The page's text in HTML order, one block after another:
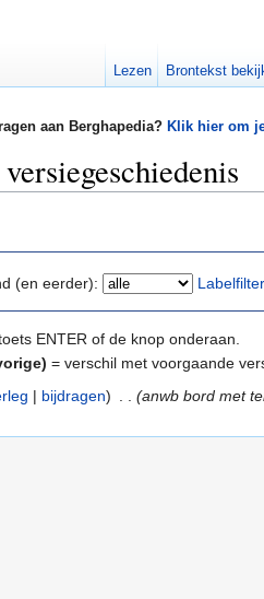
aan Berghapedia? Klik hier om
(en eerder): Labelfilter
ENTER of de knop onderaan.
= verschil met voorgaande
| bijdragen) (anwb bord met
Lezen Brontekst